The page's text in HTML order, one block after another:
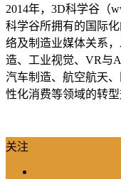
2014年，3D科学谷（
科学谷所拥有的国际
络及制造业媒体关系
造、工业视觉、VR与
汽车制造、航空航天
性化消费等领域的转型
关注